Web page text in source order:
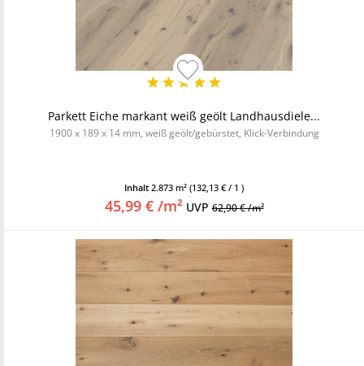
Parkett Eiche markant weiß geölt Landhausdiele...
1900 x 189 x 14 mm, weiß geölt/gebürstet, Klick-Verbindung
Inhalt 2.873 m² (132,13 € / 1 )
45,99 € /m² UVP62,90 € /m²